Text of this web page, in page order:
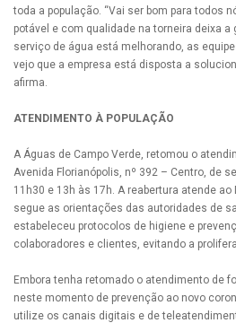
toda a população. “Vai ser bom para todos
potável e com qualidade na torneira deixa a
serviço de água está melhorando, as
vejo que a empresa está disposta a
afirma.
ATENDIMENTO À POPULAÇÃO
A Águas de Campo Verde, retomou o
Avenida Florianópolis, nº 392 – Centro, de
11h30 e 13h às 17h. A reabertura atende
segue as orientações das autoridades de
estabeleceu protocolos de higiene e
colaboradores e clientes, evitando a
Embora tenha retomado o atendimento de
neste momento de prevenção ao novo
utilize os canais digitais e de